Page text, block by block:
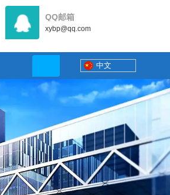
QQ邮箱
xybp@qq.com
中文